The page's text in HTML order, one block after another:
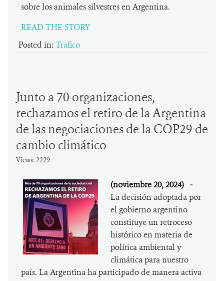
sobre los animales silvestres en Argentina.
READ THE STORY
Posted in: Trafico
Junto a 70 organizaciones,
rechazamos el retiro de la Argentina
de las negociaciones de la COP29 de
cambio climático
Views: 2229
(noviembre 20, 2024) -
La decisión adoptada por
el gobierno argentino
constituye un retroceso
histórico en materia de
política ambiental y
climática para nuestro
país. La Argentina ha participado de manera activa